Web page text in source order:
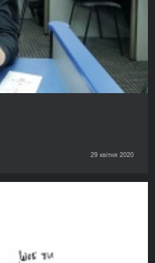
29 квітня 2020